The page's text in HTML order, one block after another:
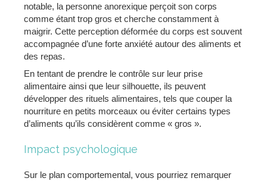
notable, la personne anorexique perçoit son corps
comme étant trop gros et cherche constamment à
maigrir. Cette perception déformée du corps est souvent
accompagnée d’une forte anxiété autour des aliments et
des repas.
En tentant de prendre le contrôle sur leur prise
alimentaire ainsi que leur silhouette, ils peuvent
développer des rituels alimentaires, tels que couper la
nourriture en petits morceaux ou éviter certains types
d’aliments qu’ils considèrent comme « gros ».
Impact psychologique
Sur le plan comportemental, vous pourriez remarquer